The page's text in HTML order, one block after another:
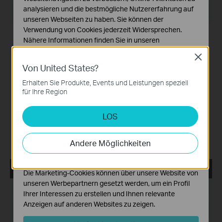
Betriebssystem: Windows 7/10/11/Server 2008 64bits
Neue Funktionen und Verbesserungen:
1. Optimiertes Wiedergabemodul.
3. Optimiertes Geräteverwaltungsmodul.
4. Optimiertes Gerätekarten- und Design-Tool-Modul.
5. Unterstützung für das Modul Gerätewartung und
Gerätewartungsverlauf hinzugefügt.
6. Unterstützung für die 2FA-Anmeldeauthentifizierung mit
Cloud-Konten hinzugefügt.
7. Unterstützung für DDNS hinzugefügt.
8. Mehrere Ebenen der Website optimiert, Unterstützung
von bis zu 10 Ebenen.
VIGI VMS_1.5.56_32bits
Datum der Veröffentlichung:2024-08-08
Sprache:Mehrsprachig
Von United States?
Erhalten Sie Produkte, Events und Leistungen speziell
für Ihre Region
LOS
Andere Möglichkeiten
Close
analysieren und die bestmögliche Nutzererfahrung auf
unseren Webseiten zu haben. Sie können der
Verwendung von Cookies jederzeit Widersprechen.
Nähere Informationen finden Sie in unseren
Datenschutzhinweisen.
Notwendige Cookies
Diese Cookies sind zur Funktion der Website
erforderlich und können in Ihren Systemen nicht
Analyse- und Marketing-Cookies
Analyse-Cookies ermöglichen es uns, Ihre Aktivitäten
auf unserer Website zu analysieren, um die
Funktionsweise unserer Website zu verbessern und
Die Marketing-Cookies können über unsere Website von
unseren Werbepartnern gesetzt werden, um ein Profil
Ihrer Interessen zu erstellen und Ihnen relevante
Anzeigen auf anderen Websites zu zeigen.